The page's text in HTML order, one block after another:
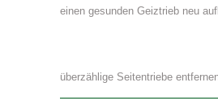
einen gesunden Geiztrieb neu
überzählige Seitentriebe